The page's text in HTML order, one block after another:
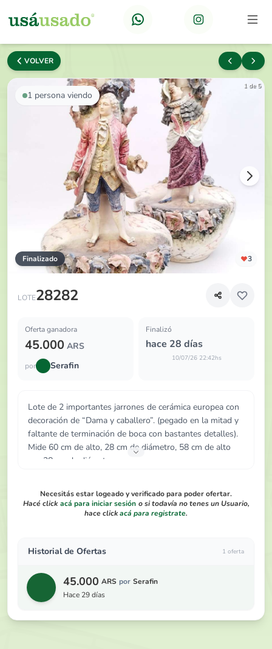
VOLVER
1 persona viendo
Finalizado 3
1 de 5
LOTE28282
Lote de 2 importantes jarrones de cerámica europea con
Oferta ganadora
45.000 ARS
por Serafin
Finalizó
hace 28 días
10/07/26 22:42hs
Lote de 2 importantes jarrones de cerámica europea con
decoración de “Dama y caballero”. (pegado en la mitad y
faltante de terminación de boca con bastantes detalles).
Mide 60 cm de alto, 28 cm de diámetro, 58 cm de alto
por 28 cm de diámetro.
Necesitás estar logeado y verificado para poder ofertar.
Hacé click acá para iniciar sesión o si todavía no tenes un Usuario,
hace clickacá para registrate.
Historial de Ofertas 1 oferta
45.000 ARS por Serafin
hace 29 días